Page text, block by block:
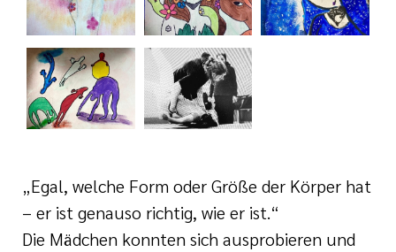
„Egal, welche Form oder Größe der Körper hat
– er ist genauso richtig, wie er ist.“
Die Mädchen konnten sich ausprobieren und